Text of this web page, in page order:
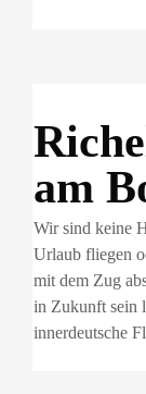
am
Wir sind keine
Urlaub fliegen
mit dem Zug
in Zukunft sein
innerdeutsche